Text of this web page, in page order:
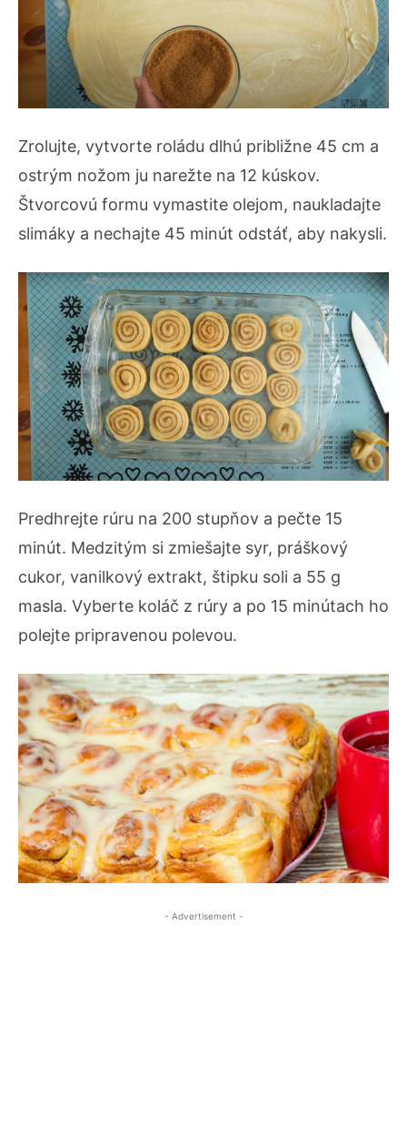
Zrolujte, vytvorte roládu dlhú približne 45 cm a
ostrým nožom ju narežte na 12 kúskov.
Štvorcovú formu vymastite olejom, naukladajte
slimáky a nechajte 45 minút odstáť, aby nakysli.
Predhrejte rúru na 200 stupňov a pečte 15
minút. Medzitým si zmiešajte syr, práškový
cukor, vanilkový extrakt, štipku soli a 55 g
masla. Vyberte koláč z rúry a po 15 minútach ho
polejte pripravenou polevou.
- Advertisement -